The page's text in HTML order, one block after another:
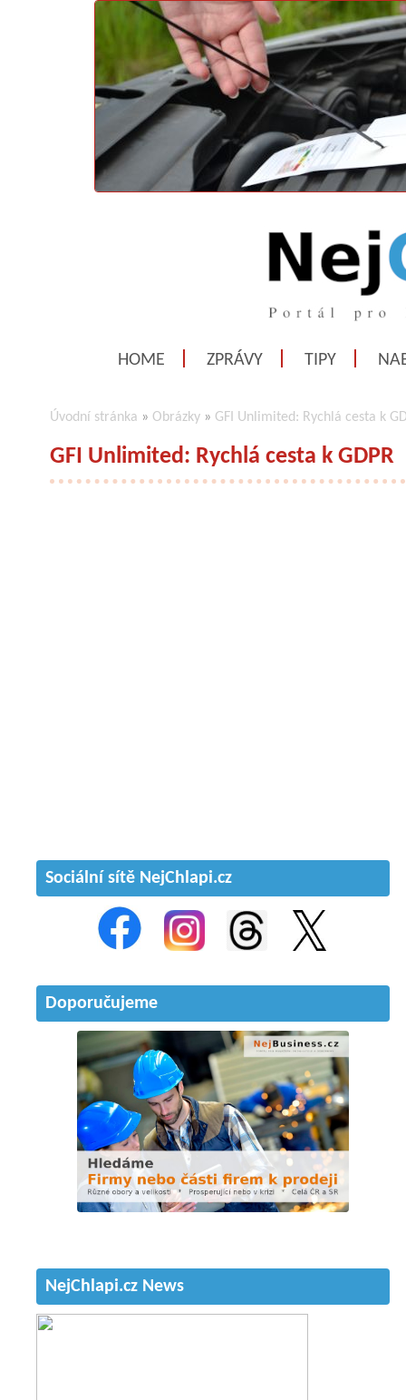
HOME ZPRÁVY TIPY
Úvodní stránka » Obrázky » GFI Unlimited: Rychlá cesta k
GFI Unlimited: Rychlá cesta k GDPR
Sociální sítě NejChlapi.cz
Doporučujeme
NejChlapi.cz News